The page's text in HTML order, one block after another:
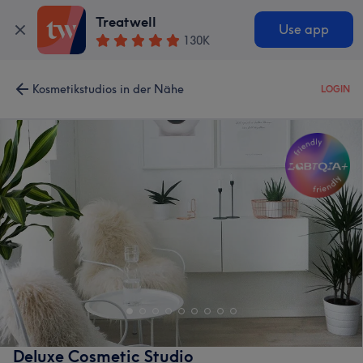
Treatwell
130K
Use app
Kosmetikstudios in der Nähe LOGIN
Deluxe Cosmetic Studio